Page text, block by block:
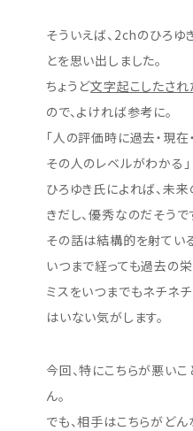
そういえば、2chのひろ
とを思い出しました。
ちょうど文字起こしたされ
ので、よければ参考に。
「人の評価時に過去・現
その人のレベルがわかる」
ひろゆき氏によれば、未
きだし、優秀なのだそうで
その話は結構的を射てい
いつまで経っても過去の
ミスをいつまでもネチネ
はいない気がします。
今回、特にこちらが悪い
ん。
でも、相手はこちらがど